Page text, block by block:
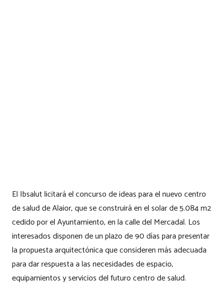
El Ibsalut licitará el concurso de ideas para el nuevo centro
de salud de Alaior, que se construirá en el solar de 5.084 m2
cedido por el Ayuntamiento, en la calle del Mercadal. Los
interesados disponen de un plazo de 90 días para presentar
la propuesta arquitectónica que consideren más adecuada
para dar respuesta a las necesidades de espacio,
equipamientos y servicios del futuro centro de salud.